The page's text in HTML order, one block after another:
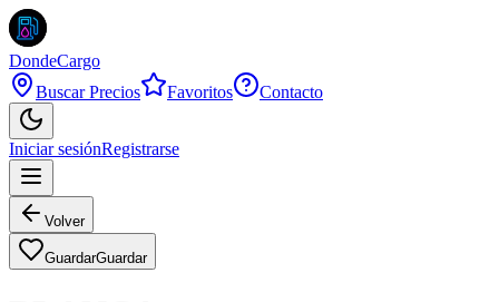
DondeCargo
Buscar Precios
Favoritos Contacto
Iniciar sesiónRegistrarse
Volver
GuardarGuardar